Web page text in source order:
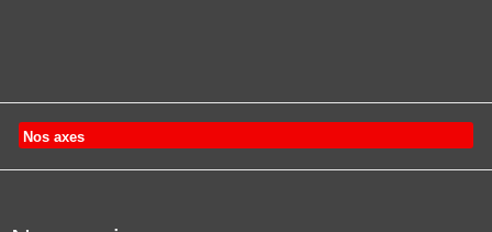
Nos axes